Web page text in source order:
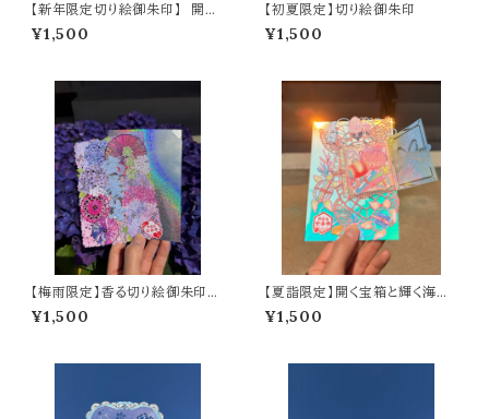
【新年限定切り絵御朱印】 開運
寶舟（A6サイズ）
¥1,500
【初夏限定】切り絵御朱印
¥1,500
【梅雨限定】香る切り絵御朱印
虹雨のしずく 〜紫陽花と番傘の
オーロラ御朱印〜 (A6サイズ)
¥1,500
【夏詣限定】開く宝箱と輝く海亀
の切り絵御朱印 ～光るオーロラ
フィルム仕様～
¥1,500